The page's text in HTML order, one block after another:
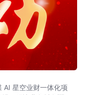
AI 星空业财一体化项